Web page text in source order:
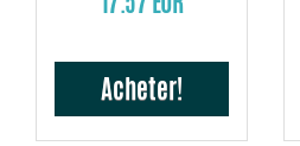
Acheter!